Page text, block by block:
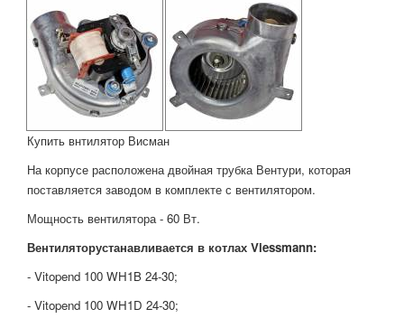
Купить внтилятор Висман
На корпусе расположена двойная трубка Вентури, которая
поставляется заводом в комплекте с вентилятором.
Мощность вентилятора - 60 Вт.
Вентиляторустанавливается в котлах Viessmann:
- Vitopend 100 WH1B 24-30;
- Vitopend 100 WH1D 24-30;